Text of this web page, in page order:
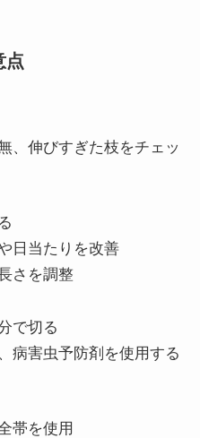
点
、伸びすぎた枝をチェッ
日当たりを改善
さを調整
で切る
病害虫予防剤を使用する
帯を使用